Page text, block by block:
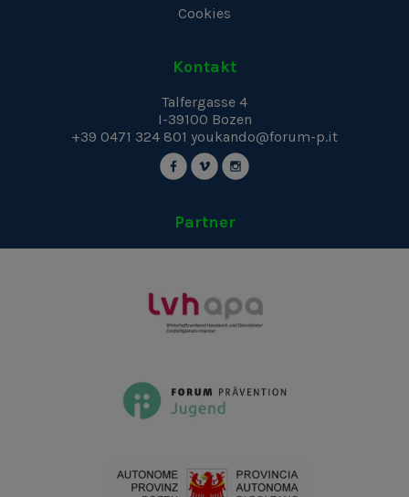
Cookies
Kontakt
Talfergasse 4
I-39100 Bozen
+39 0471 324 801 youkando@forum-p.it
Partner